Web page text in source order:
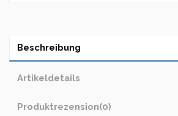
Beschreibung
Artikeldetails
Produktrezension(0)